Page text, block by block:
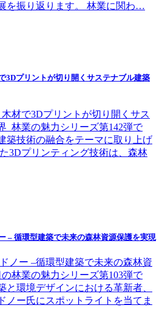
を振り返ります。 林業に関わ…
3Dプリントが切り開くサステナブル建築
材で3Dプリントが切り開くサス
林業の魅力シリーズ第142弾で
築技術の融合をテーマに取り上げ
3Dプリンティング技術は、森林
– 循環型建築で未来の森林資源保護を実現
ノー –循環型建築で未来の森林資
林業の魅力シリーズ第103弾で
と環境デザインにおける革新者、
ノー氏にスポットライトを当てま